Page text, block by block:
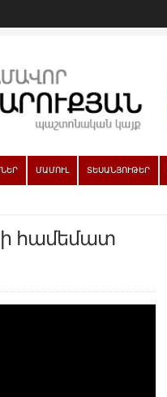
ՄԱՄՈՒԼ ՏԵՍԱՆՅՈՒԹԵՐ
համեմատ